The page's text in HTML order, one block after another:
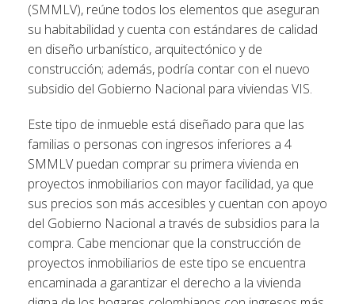
(SMMLV), reúne todos los elementos que aseguran
su habitabilidad y cuenta con estándares de calidad
en diseño urbanístico, arquitectónico y de
construcción; además, podría contar con el nuevo
subsidio del Gobierno Nacional para viviendas VIS.
Este tipo de inmueble está diseñado para que las
familias o personas con ingresos inferiores a 4
SMMLV puedan comprar su primera vivienda en
proyectos inmobiliarios con mayor facilidad, ya que
sus precios son más accesibles y cuentan con apoyo
del Gobierno Nacional a través de subsidios para la
compra. Cabe mencionar que la construcción de
proyectos inmobiliarios de este tipo se encuentra
encaminada a garantizar el derecho a la vivienda